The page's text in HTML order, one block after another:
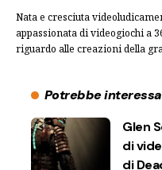
Nata e cresciuta
appassionata di videogiochi a
riguardo alle creazioni della
Potrebbe
Glen
di
di